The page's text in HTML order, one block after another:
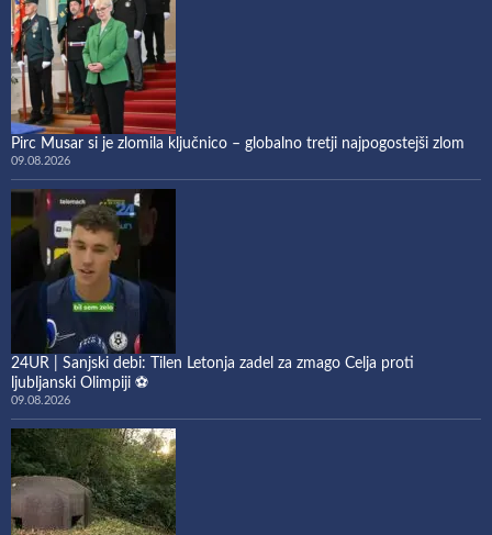
Pirc Musar si je zlomila ključnico – globalno tretji najpogostejši zlom
09.08.2026
24UR | Sanjski debi: Tilen Letonja zadel za zmago Celja proti
ljubljanski Olimpiji ⚽
09.08.2026